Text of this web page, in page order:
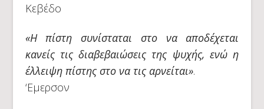
Κεβέδο
«Η πίστη συνίσταται στο να αποδέχεται
κανείς τις διαβεβαιώσεις της ψυχής, ενώ η
έλλειψη πίστης στο να τις αρνείται».
‘Εμερσον